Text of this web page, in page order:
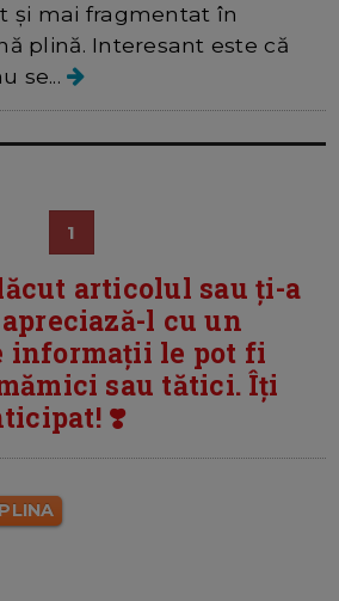
și mai fragmentat în
plină. Interesant este că
se...
1
articolul sau ți-a
l cu un
informații le pot fi
sau tătici. Îți
❣️